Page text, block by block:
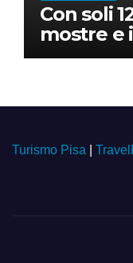
Con soli
mostre e
Turismo Pisa